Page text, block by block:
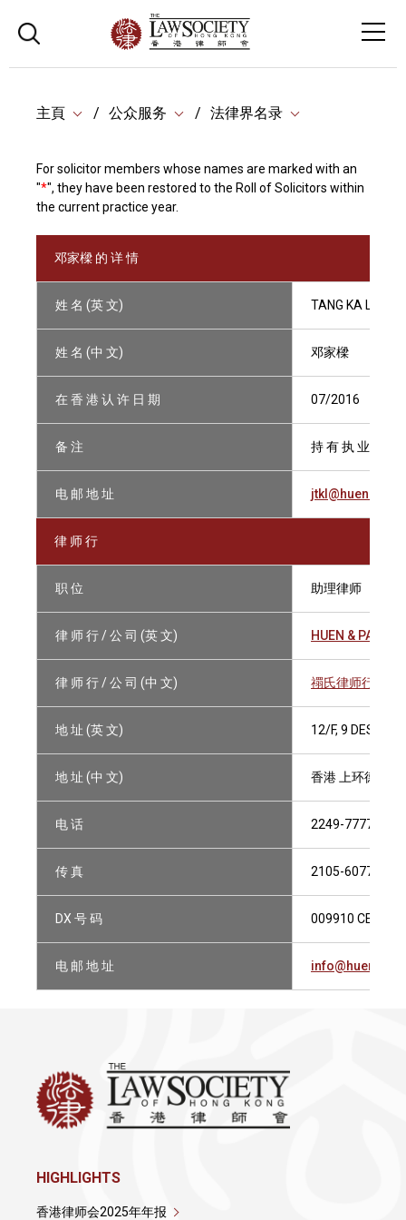
主頁 公众服务 法律界名录
For solicitor members whose names are marked with an
"*", they have been restored to the Roll of Solicitors within
the current practice year.
邓家樑 的 详 情
姓 名 (英 文) TANG KA
姓 名 (中 文) 邓家樑
在 香 港 认 许 日 期 07/2016
备 注 持 有 执 业 证 书
电 邮 地 址
律 师 行
职 位 助理律师
律 师 行 / 公 司 (英 文) HUEN &
律 师 行 / 公 司 (中 文) 禤氏律师行
地 址 (英 文) 12/F, 9 DES
地 址 (中 文) 香港 上环德辅
电 话 2249-7777
传 真 2105-6077
DX 号 码 009910
电 邮 地 址
HIGHLIGHTS
香港律师会2025年年报